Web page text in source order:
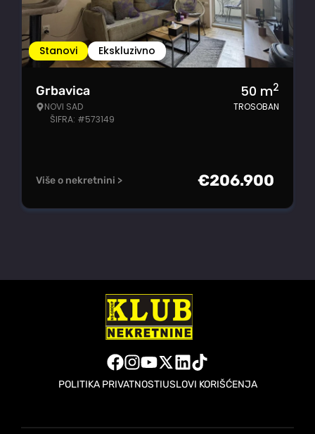
Stanovi Ekskluzivno
Grbavica
NOVI SAD
ŠIFRA: #573149
50 m2
TROSOBAN
Više o nekretnini > €206.900
POLITIKA PRIVATNOSTIUSLOVI KORIŠĆENJA